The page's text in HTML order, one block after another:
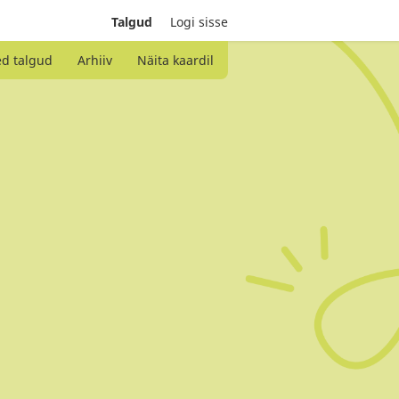
Talgud Logi sisse
talgud Arhiiv Näita kaardil